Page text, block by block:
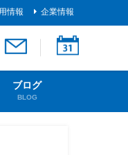
情報 企業情報
ブログ
BLOG